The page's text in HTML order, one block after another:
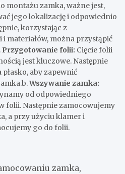
montażu zamka, ważne jest,
jego lokalizację i odpowiednio
korzystając z
materiałów, można przystąpić
Przygotowanie folii: Cięcie folii
jest kluczowe. Następnie
aby zapewnić
Wszywanie zamka:
od odpowiedniego
folii. Następnie zamocowujemy
a przy użyciu klamer i
go do folii.
zamka,